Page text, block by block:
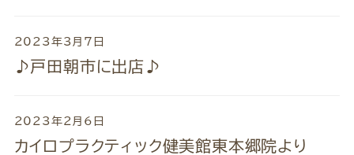
♪戸田朝市に出店♪
2023年3月7日
カイロプラクティック健美館東本郷院より
2023年2月6日